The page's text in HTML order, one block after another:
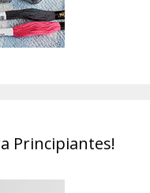
Principiantes!